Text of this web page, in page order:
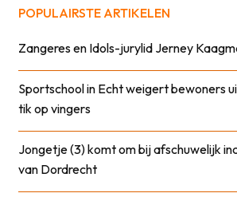
POPULAIRSTE ARTIKELEN
Zangeres en Idols-jurylid Jerney
Sportschool in Echt weigert bewoners
tik op vingers
Jongetje (3) komt om bij afschuwelijk
van Dordrecht